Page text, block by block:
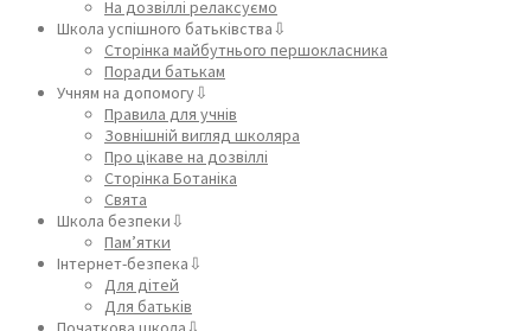
На дозвіллі релаксуємо
Школа успішного батьківства⇩
Сторінка майбутнього першокласника
Поради батькам
Учням на допомогу⇩
Правила для учнів
Зовнішній вигляд школяра
Про цікаве на дозвіллі
Сторінка Ботаніка
Свята
Школа безпеки⇩
Пам’ятки
Інтернет-безпека⇩
Для дітей
Для батьків